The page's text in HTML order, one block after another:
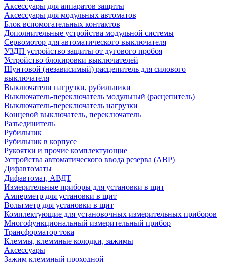
Аксессуары для аппаратов защиты
Аксессуары для модульных автоматов
Блок вспомогательных контактов
Дополнительные устройства модульной системы
Сервомотор для автоматического выключателя
УЗДП устройство защиты от дугового пробоя
Устройство блокировки выключателей
Шунтовой (независимый) расцепитель для силового
выключателя
Выключатели нагрузки, рубильники
Выключатель-переключатель модульный (расцепитель)
Выключатель-переключатель нагрузки
Концевой выключатель, переключатель
Разъединитель
Рубильник
Рубильник в корпусе
Рукоятки и прочие комплектующие
Устройства автоматического ввода резерва (АВР)
Дифавтоматы
Дифавтомат, АВДТ
Измерительные приборы для установки в щит
Амперметр для установки в щит
Вольтметр для установки в щит
Комплектующие для установочных измерительных приборов
Многофункциональный измерительный прибор
Трансформатор тока
Клеммы, клеммные колодки, зажимы
Аксессуары
Зажим клеммный проходной